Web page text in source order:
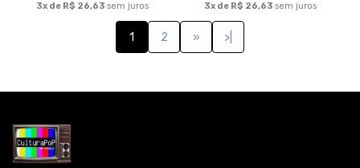
3x de R$ 26,63 sem juros 3x de R$ 26,63 sem juros
1 2 » >|